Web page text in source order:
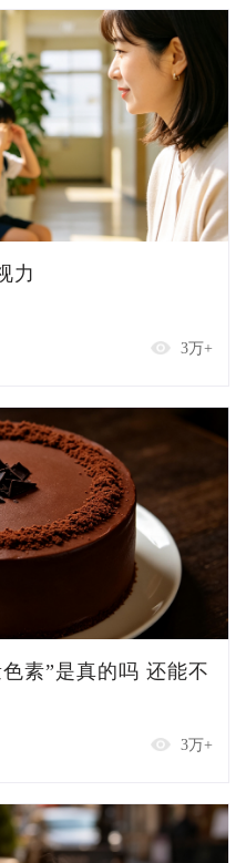
力
3万+
素”是真的吗 还能不
3万+